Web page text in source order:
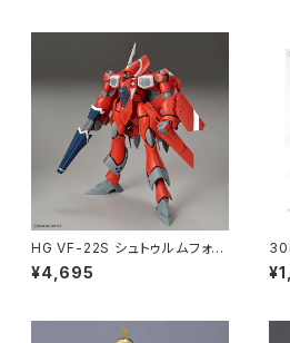
HG VF-22S シュトゥルムフォー
ゲルII(ミリア・ファリーナ・ジー
ナス機) プラモデル マクロス（新
¥4,695
チ
品）